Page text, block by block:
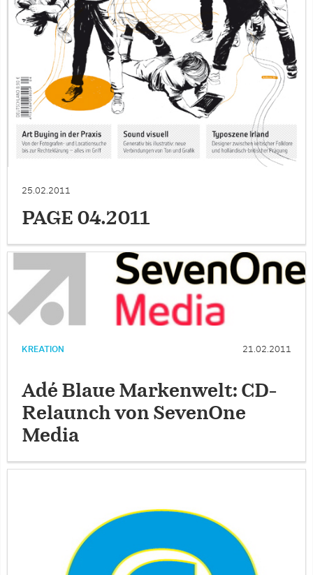
25.02.2011
PAGE 04.2011
KREATION 21.02.2011
Adé Blaue Markenwelt: CD-
Relaunch von SevenOne
Media